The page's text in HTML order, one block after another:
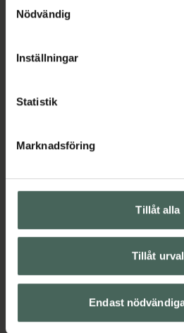
återkalla ditt samtycke via
cookieinställningar. Ett återkallat
lagligheten av behandling som
Nödvändig
Inställningar
Statistik
Marknadsföring
Tillåt alla
Tillåt urval
Endast
Händer och fötter
Innehåll
Upptäck flera
Händer och fötter